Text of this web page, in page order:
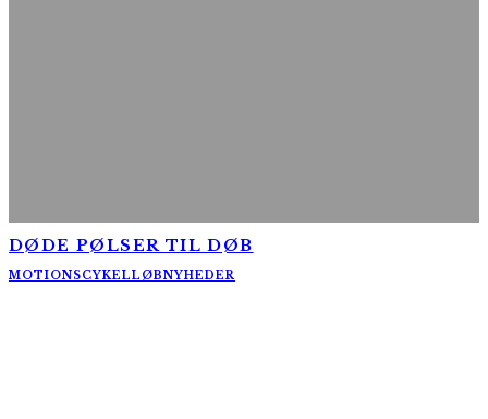
DØDE PØLSER TIL DØB
MOTIONSCYKELLØBNYHEDER